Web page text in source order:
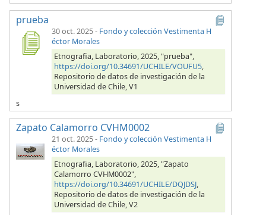
prueba
30 oct. 2025- Fondo y colección Vestimenta H
éctor Morales
Etnografia, Laboratorio, 2025, "prueba",
https://doi.org/10.34691/UCHILE/VOUFU5,
Repositorio de datos de investigación de la
Universidad de Chile, V1
s
Zapato Calamorro CVHM0002
21 oct. 2025- Fondo y colección Vestimenta H
éctor Morales
Etnografia, Laboratorio, 2025, "Zapato
Calamorro CVHM0002",
https://doi.org/10.34691/UCHILE/DQJDSJ,
Repositorio de datos de investigación de la
Universidad de Chile, V2